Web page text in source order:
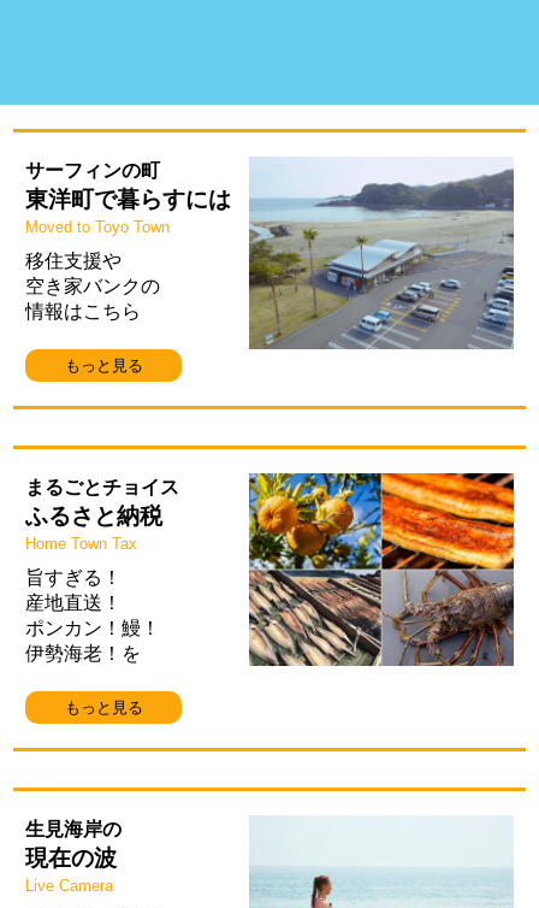
サーフィンの町
東洋町で暮らすには
Moved to Toyo Town
移住支援や
空き家バンクの
情報はこちら
もっと見る
まるごとチョイス
ふるさと納税
Home Town Tax
旨すぎる！
産地直送！
ポンカン！鰻！
伊勢海老！を
もっと見る
生見海岸の
現在の波
Live Camera